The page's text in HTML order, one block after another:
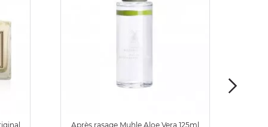
Après rasage Muhle Aloe Vera 125ml